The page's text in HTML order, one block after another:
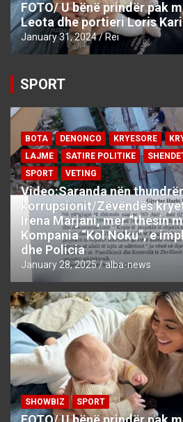
FOTO/ U bënë prindër pak
Leota dhe portieri Loris
January 31, 2024 Rei
SPORT
BOTA DENONCO KRYESORE
LAJME
SATIRE POLITIKE
SPORT
VETING
Video:Saranda nën
korrupsionit/Zëvëndës
Irena Marjani, mer “thesin
Kompania “Kol Noku”, e
dhe Policia
January 28, 2025 alba-news
SHOWBIZ SPORT